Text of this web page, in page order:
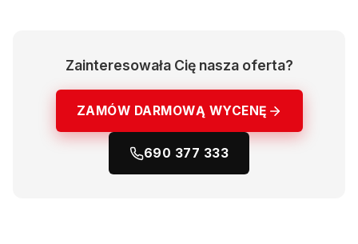
Zainteresowała Cię nasza oferta?
ZAMÓW DARMOWĄ WYCENĘ
690 377 333